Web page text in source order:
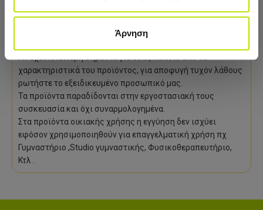
Άρνηση
τη βάση δεδομένων του προμηθευτή.
Ο κατασκευαστής ενδέχεται να τροποποιήσει τα
Αν έχει ιδιαίτερη σημασία για εσάς κάποιο από τα
χαρακτηριστικά του προϊόντος, για αποφυγή τυχόν λάθους
ρωτήστε το εξειδικευμένο προσωπικό μας.
Τα προϊόντα παραδίδονται στην εργοστασιακή τους
συσκευασία και όχι συναρμολογημένα.
Στα προϊόντα οικιακής χρήσης η εγγύηση δεν ισχύει
εφόσον χρησιμοποιηθούν για επαγγελματική χρήση πχ
Γυμναστήριο ,Studio γυμναστικής, Φυσικοθεραπευτήριο,
Κτλ .